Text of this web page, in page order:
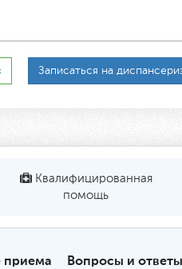
Записаться на
Квалифицированная
помощь
приема Вопросы и ответы